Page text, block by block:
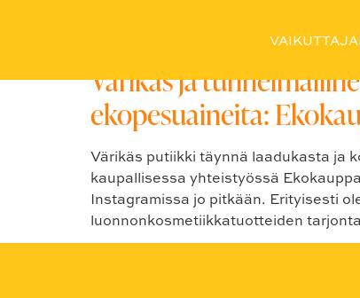
Värikäs ja
ekopesuaineita:
Värikäs putiikki täynnä laadukasta ja
kaupallisessa yhteistyössä
Instagramissa jo pitkään. Erityisesti
luonnonkosmetiikkatuotteiden